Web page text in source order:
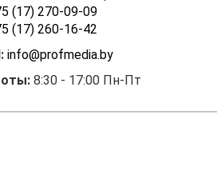
использования в течение
периода
продолжительностью более
12 месяцев;
предполагается
(17) 270-09-09
(17) 260-16-42
info@profmedia.by
8:30 - 17:00 Пн-Пт